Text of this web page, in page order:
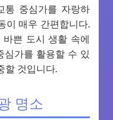
통 중심가를 자랑하
이 매우 간편합니다.
쁜 도시 생활 속에
가를 활용할 수 있
할 것입니다.
명소